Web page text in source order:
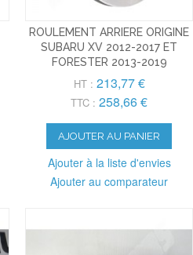
ROULEMENT ARRIERE ORIGINE
SUBARU XV 2012-2017 ET
FORESTER 2013-2019
HT : 213,77 €
TTC : 258,66 €
AJOUTER AU PANIER
Ajouter à la liste d'envies
Ajouter au comparateur